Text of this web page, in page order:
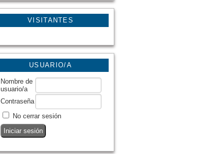
VISITANTES
USUARIO/A
Nombre de
usuario/a
Contraseña
No cerrar sesión